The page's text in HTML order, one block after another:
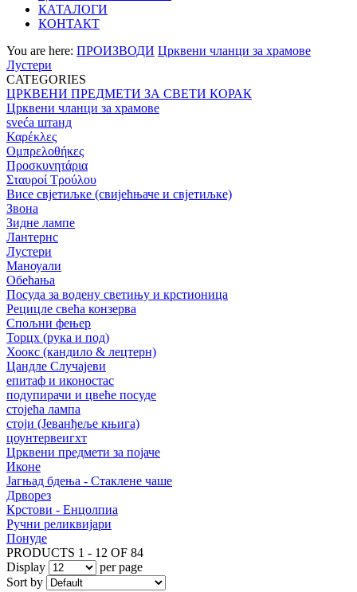
КАТАЛОГИ
КОНТАКТ
You are here: ПРОИЗВОДИ Црквени чланци за храмове
Лустери
CATEGORIES
ЦРКВЕНИ ПРЕДМЕТИ ЗА СВЕТИ КОРАК
Црквени чланци за храмове
sveća штанд
Καρέκλες
Ομπρελοθήκες
Προσκυνητάρια
Σταυροί Τρούλου
Висе свјетиљке (свијећњаче и свјетиљке)
Звона
Зидне лампе
Лантернс
Лустери
Маноуали
Обећања
Посуда за водену светињу и крстионица
Рецицле свећа конзерва
Спољни фењер
Торцх (рука и под)
Хоокс (кандило & лецтерн)
Цандле Случајеви
епитаф и иконостас
подупирачи и цвеће посуде
стојећа лампа
стоји (Јеванђеље књига)
цоунтервеигхт
Црквени предмети за појаче
Иконе
Јагњад бдења - Стаклене чаше
Дрворез
Крстови - Енцолпиа
Ручни реликвијари
Понуде
PRODUCTS 1 - 12 OF 84
Display
per page
Sort by